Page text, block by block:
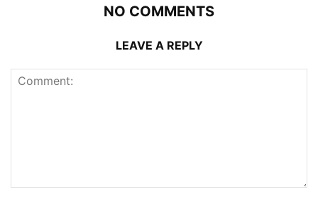
NO COMMENTS
LEAVE A REPLY